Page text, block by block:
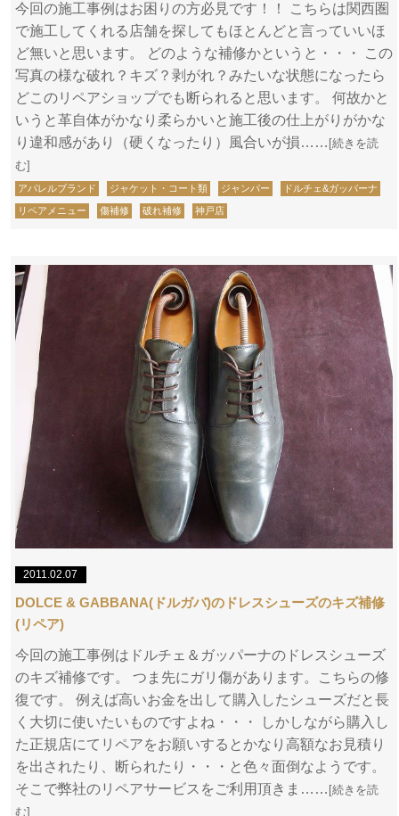
今回の施工事例はお困りの方必見です！！ こちらは関西圏
で施工してくれる店舗を探してもほとんどと言っていいほ
ど無いと思います。 どのような補修かというと・・・ この
写真の様な破れ？キズ？剥がれ？みたいな状態になったら
どこのリペアショップでも断られると思います。 何故かと
いうと革自体がかなり柔らかいと施工後の仕上がりがかな
り違和感があり（硬くなったり）風合いが損…… [続きを読
む]
アパレルブランド ジャケット・コート類 ジャンパー ドルチェ&ガッバーナ
リペアメニュー 傷補修 破れ補修 神戸店
2011.02.07
DOLCE & GABBANA(ドルガバ)のドレスシューズのキズ補修
(リペア)
今回の施工事例はドルチェ＆ガッパーナのドレスシューズ
のキズ補修です。 つま先にガリ傷があります。こちらの修
復です。 例えば高いお金を出して購入したシューズだと長
く大切に使いたいものですよね・・・ しかしながら購入し
た正規店にてリペアをお願いするとかなり高額なお見積り
を出されたり、断られたり・・・と色々面倒なようです。
そこで弊社のリペアサービスをご利用頂きま…… [続きを読
む]